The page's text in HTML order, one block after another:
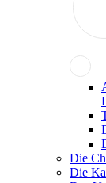
Die
Die